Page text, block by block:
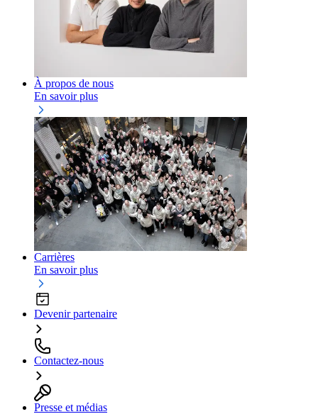
À propos de nous
En savoir plus
Carrières
En savoir plus
Devenir partenaire
Contactez-nous
Presse et médias